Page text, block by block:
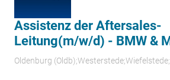
Assistenz der Aftersales-
Leitung(m/w/d) - BMW &
Oldenburg